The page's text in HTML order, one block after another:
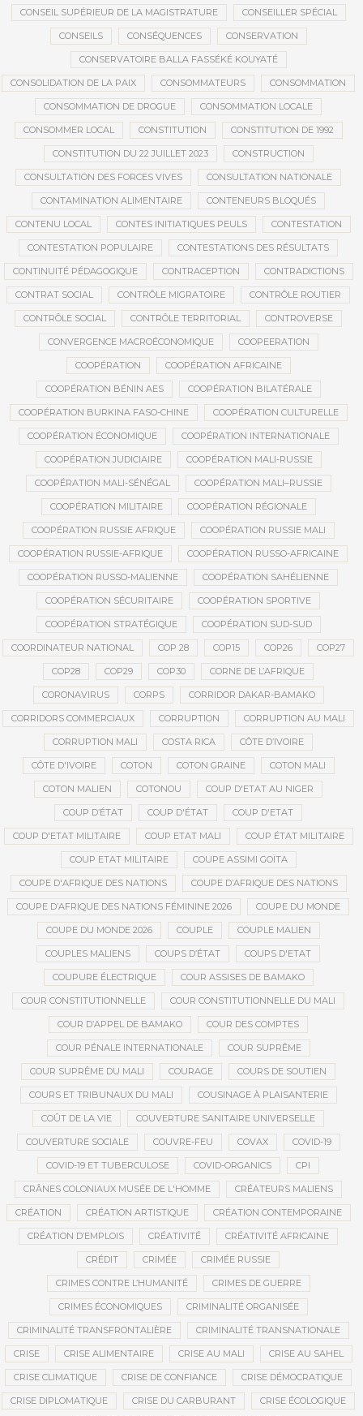
CONSEIL SUPÉRIEUR DE LA MAGISTRATURE CONSEILLER SPÉCIAL
CONSEILS CONSÉQUENCES CONSERVATION
CONSERVATOIRE BALLA FASSÉKÉ KOUYATÉ
CONSOLIDATION DE LA PAIX CONSOMMATEURS CONSOMMATION
CONSOMMATION DE DROGUE CONSOMMATION LOCALE
CONSOMMER LOCAL CONSTITUTION CONSTITUTION DE 1992
CONSTITUTION DU 22 JUILLET 2023 CONSTRUCTION
CONSULTATION DES FORCES VIVES CONSULTATION NATIONALE
CONTAMINATION ALIMENTAIRE CONTENEURS BLOQUÉS
CONTENU LOCAL CONTES INITIATIQUES PEULS CONTESTATION
CONTESTATION POPULAIRE CONTESTATIONS DES RÉSULTATS
CONTINUITÉ PÉDAGOGIQUE CONTRACEPTION CONTRADICTIONS
CONTRAT SOCIAL CONTRÔLE MIGRATOIRE CONTRÔLE ROUTIER
CONTRÔLE SOCIAL CONTRÔLE TERRITORIAL CONTROVERSE
CONVERGENCE MACROÉCONOMIQUE COOPEERATION
COOPÉRATION COOPÉRATION AFRICAINE
COOPÉRATION BÉNIN AES COOPÉRATION BILATÉRALE
COOPÉRATION BURKINA FASO-CHINE COOPÉRATION CULTURELLE
COOPÉRATION ÉCONOMIQUE COOPÉRATION INTERNATIONALE
COOPÉRATION JUDICIAIRE COOPÉRATION MALI-RUSSIE
COOPÉRATION MALI-SÉNÉGAL COOPÉRATION MALI–RUSSIE
COOPÉRATION MILITAIRE COOPÉRATION RÉGIONALE
COOPÉRATION RUSSIE AFRIQUE COOPÉRATION RUSSIE MALI
COOPÉRATION RUSSIE-AFRIQUE COOPÉRATION RUSSO-AFRICAINE
COOPÉRATION RUSSO-MALIENNE COOPÉRATION SAHÉLIENNE
COOPÉRATION SÉCURITAIRE COOPÉRATION SPORTIVE
COOPÉRATION STRATÉGIQUE COOPÉRATION SUD-SUD
COORDINATEUR NATIONAL COP 28 COP15 COP26 COP27
COP28 COP29 COP30 CORNE DE L’AFRIQUE
CORONAVIRUS CORPS CORRIDOR DAKAR-BAMAKO
CORRIDORS COMMERCIAUX CORRUPTION CORRUPTION AU MALI
CORRUPTION MALI COSTA RICA CÔTE D’IVOIRE
CÔTE D'IVOIRE COTON COTON GRAINE COTON MALI
COTON MALIEN COTONOU COUP D'ETAT AU NIGER
COUP D’ÉTAT COUP D'ÉTAT COUP D'ETAT
COUP D'ETAT MILITAIRE COUP ETAT MALI COUP ÉTAT MILITAIRE
COUP ETAT MILITAIRE COUPE ASSIMI GOÏTA
COUPE D'AFRIQUE DES NATIONS COUPE D’AFRIQUE DES NATIONS
COUPE D’AFRIQUE DES NATIONS FÉMININE 2026 COUPE DU MONDE
COUPE DU MONDE 2026 COUPLE COUPLE MALIEN
COUPLES MALIENS COUPS D’ÉTAT COUPS D'ETAT
COUPURE ÉLECTRIQUE COUR ASSISES DE BAMAKO
COUR CONSTITUTIONNELLE COUR CONSTITUTIONNELLE DU MALI
COUR D’APPEL DE BAMAKO COUR DES COMPTES
COUR PÉNALE INTERNATIONALE COUR SUPRÊME
COUR SUPRÊME DU MALI COURAGE COURS DE SOUTIEN
COURS ET TRIBUNAUX DU MALI COUSINAGE À PLAISANTERIE
COÛT DE LA VIE COUVERTURE SANITAIRE UNIVERSELLE
COUVERTURE SOCIALE COUVRE-FEU COVAX COVID-19
COVID-19 ET TUBERCULOSE COVID-ORGANICS CPI
CRÂNES COLONIAUX MUSÉE DE L'HOMME CRÉATEURS MALIENS
CRÉATION CRÉATION ARTISTIQUE CRÉATION CONTEMPORAINE
CRÉATION D’EMPLOIS CRÉATIVITÉ CRÉATIVITÉ AFRICAINE
CRÉDIT CRIMÉE CRIMÉE RUSSIE
CRIMES CONTRE L’HUMANITÉ CRIMES DE GUERRE
CRIMES ÉCONOMIQUES CRIMINALITÉ ORGANISÉE
CRIMINALITÉ TRANSFRONTALIÈRE CRIMINALITÉ TRANSNATIONALE
CRISE CRISE ALIMENTAIRE CRISE AU MALI CRISE AU SAHEL
CRISE CLIMATIQUE CRISE DE CONFIANCE CRISE DÉMOCRATIQUE
CRISE DIPLOMATIQUE CRISE DU CARBURANT CRISE ÉCOLOGIQUE